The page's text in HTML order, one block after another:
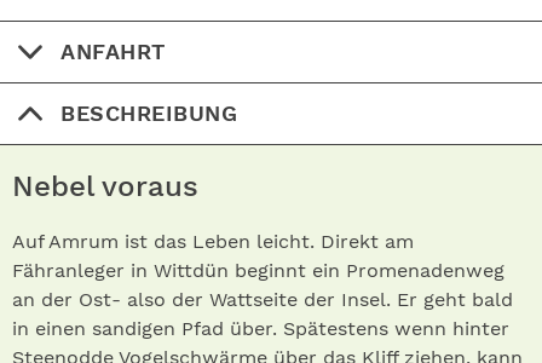
ANFAHRT
BESCHREIBUNG
Nebel voraus
Auf Amrum ist das Leben leicht. Direkt am
Fähranleger in Wittdün beginnt ein Promenadenweg
an der Ost- also der Wattseite der Insel. Er geht bald
in einen sandigen Pfad über. Spätestens wenn hinter
Steenodde Vogelschwärme über das Kliff ziehen, kann